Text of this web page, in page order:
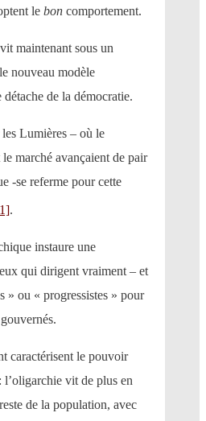
le bon comportement.
maintenant sous un
nouveau modèle
de la démocratie.
Lumières – où le
marché avançaient de pair
-se referme pour cette
.
instaure une
qui dirigent vraiment – et
» ou « progressistes » pour
caractérisent le pouvoir
vit de plus en
de la population, avec